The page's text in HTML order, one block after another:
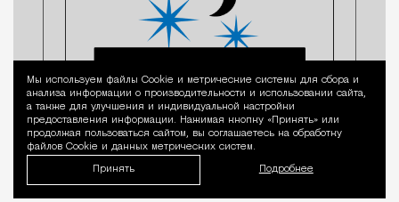
Уведомление
Мы используем файлы Сookie и метрические системы для сбора и
анализа информации о производительности и использовании сайта,
а также для улучшения и индивидуальной настройки
предоставления информации. Нажимая кнопку «Принять» или
продолжая пользоваться сайтом, вы соглашаетесь на обработку
файлов Cookie и данных метрических систем.
Принять Подробнее